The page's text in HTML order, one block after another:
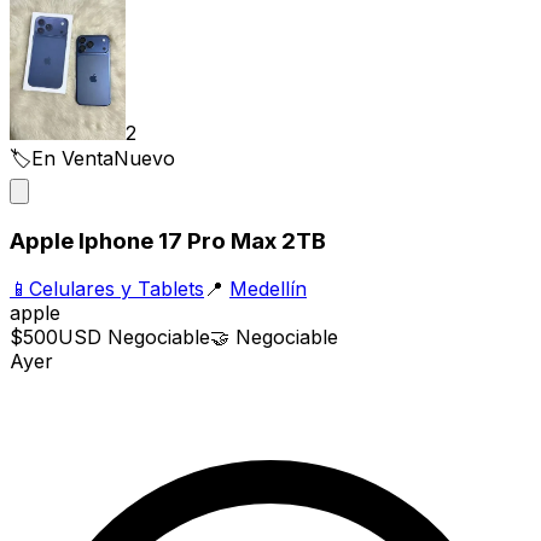
2
🏷️En VentaNuevo
Apple Iphone 17 Pro Max 2TB
📱 Celulares y Tablets 📍 Medellín
apple
$500USD Negociable🤝 Negociable
Ayer